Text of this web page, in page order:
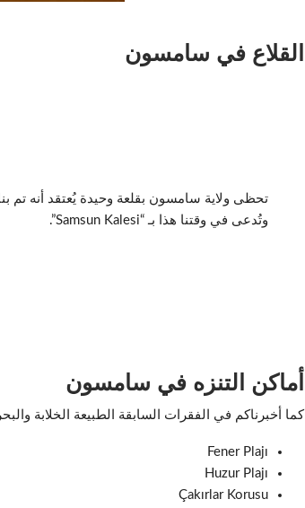
القلاع في سامسون
وتُدعى في وقتنا هذا بـ “Samsun Kalesi”.
أماكن التنزه في سامسون
كما أخبرناكم في الفقرات السابقة الطبيعة الخلابة
Fener Plajı
Huzur Plajı
Çakırlar Korusu